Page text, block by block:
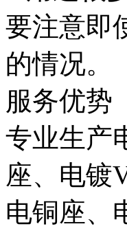
要注意即
的情况。
服务优势
专业生产
座、电镀
电铜座、